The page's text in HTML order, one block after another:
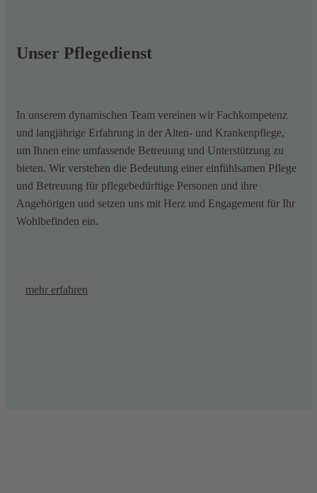
Unser Pflegedienst
In unserem dynamischen Team vereinen wir Fachkompetenz
und langjährige Erfahrung in der Alten- und Krankenpflege,
um Ihnen eine umfassende Betreuung und Unterstützung zu
bieten. Wir verstehen die Bedeutung einer einfühlsamen Pflege
und Betreuung für pflegebedürftige Personen und ihre
Angehörigen und setzen uns mit Herz und Engagement für Ihr
Wohlbefinden ein.
mehr erfahren